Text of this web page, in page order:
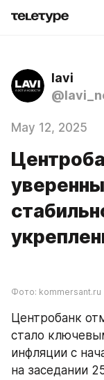
lavi
May 12, 2025
Фото: kommersant.ru
Центробанк
стало
инфляции с
на заседании